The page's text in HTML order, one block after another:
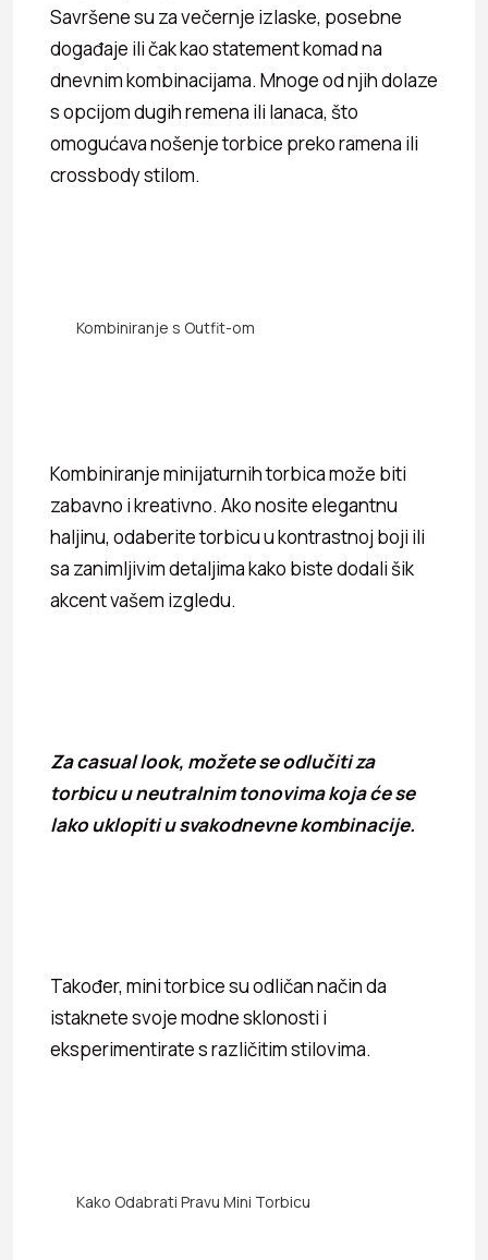
Savršene su za večernje izlaske, posebne
događaje ili čak kao statement komad na
dnevnim kombinacijama. Mnoge od njih dolaze
s opcijom dugih remena ili lanaca, što
omogućava nošenje torbice preko ramena ili
crossbody stilom.
Kombiniranje s Outfit-om
Kombiniranje minijaturnih torbica može biti
zabavno i kreativno. Ako nosite elegantnu
haljinu, odaberite torbicu u kontrastnoj boji ili
sa zanimljivim detaljima kako biste dodali šik
akcent vašem izgledu.
Za casual look, možete se odlučiti za
torbicu u neutralnim tonovima koja će se
lako uklopiti u svakodnevne kombinacije.
Također, mini torbice su odličan način da
istaknete svoje modne sklonosti i
eksperimentirate s različitim stilovima.
Kako Odabrati Pravu Mini Torbicu